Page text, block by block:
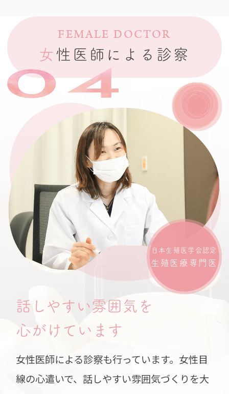
FEMALE DOCTOR
女 性医師による診察
日本生殖医学会認定
生殖医療専門医
話しやすい雰囲気を
心がけています
女性医師による診察も行っています。女性目
線の心遣いで、話しやすい雰囲気づくりを大